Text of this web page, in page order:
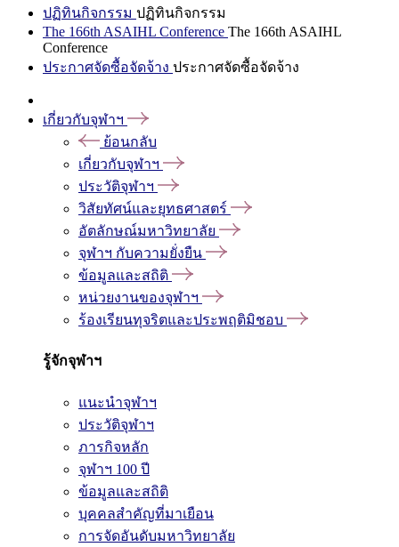
ปฏิทินกิจกรรม ปฏิทินกิจกรรม
The 166th ASAIHL Conference The 166th ASAIHL
Conference
ประกาศจัดซื้อจัดจ้าง ประกาศจัดซื้อจัดจ้าง
เกี่ยวกับจุฬาฯ
ย้อนกลับ
เกี่ยวกับจุฬาฯ
ประวัติจุฬาฯ
วิสัยทัศน์และยุทธศาสตร์
อัตลักษณ์มหาวิทยาลัย
จุฬาฯ กับความยั่งยืน
ข้อมูลและสถิติ
หน่วยงานของจุฬาฯ
ร้องเรียนทุจริตและประพฤติมิชอบ
รู้จักจุฬาฯ
แนะนำจุฬาฯ
ประวัติจุฬาฯ
ภารกิจหลัก
จุฬาฯ 100 ปี
ข้อมูลและสถิติ
บุคคลสำคัญที่มาเยือน
การจัดอันดับมหาวิทยาลัย